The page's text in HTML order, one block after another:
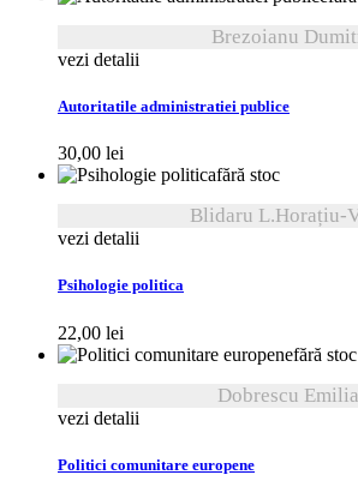
Brezoianu
vezi detalii
Autoritatile administratiei publice
30,00 lei
fără stoc
Blidaru L.Horațiu-
vezi detalii
Psihologie politica
22,00 lei
fără stoc
Dobrescu
vezi detalii
Politici comunitare europene